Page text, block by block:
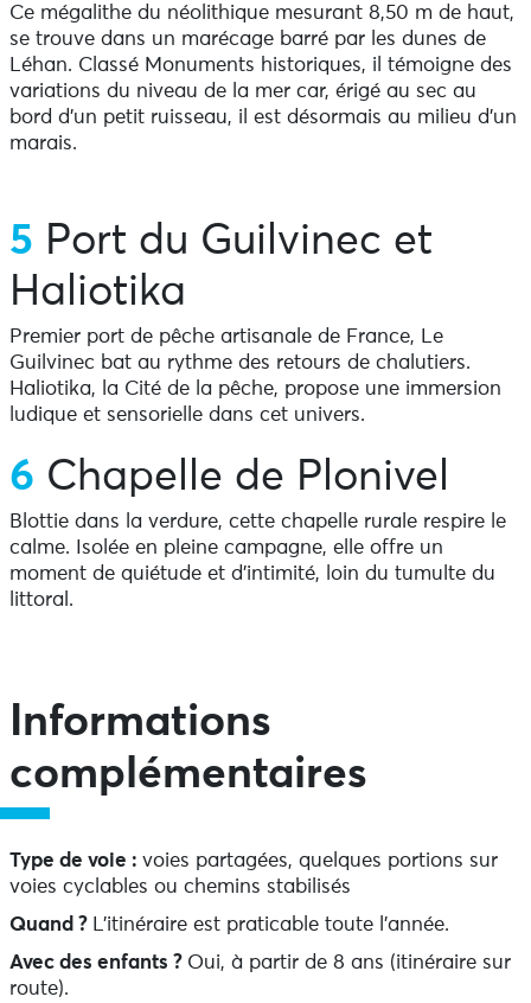
Ce mégalithe du néolithique mesurant 8,50 m de haut,
se trouve dans un marécage barré par les dunes de
Léhan. Classé Monuments historiques, il témoigne des
variations du niveau de la mer car, érigé au sec au
bord d’un petit ruisseau, il est désormais au milieu d’un
marais.
5 Port du Guilvinec et
Haliotika
Premier port de pêche artisanale de France, Le
Guilvinec bat au rythme des retours de chalutiers.
Haliotika, la Cité de la pêche, propose une immersion
ludique et sensorielle dans cet univers.
6 Chapelle de Plonivel
Blottie dans la verdure, cette chapelle rurale respire le
calme. Isolée en pleine campagne, elle offre un
moment de quiétude et d’intimité, loin du tumulte du
littoral.
Informations
complémentaires
Type de voie : voies partagées, quelques portions sur
voies cyclables ou chemins stabilisés
Quand ? L’itinéraire est praticable toute l’année.
Avec des enfants ? Oui, à partir de 8 ans (itinéraire sur
route).